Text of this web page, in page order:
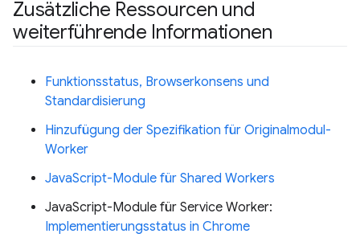
Zusätzliche Ressourcen und
weiterführende Informationen
Funktionsstatus, Browserkonsens und
Standardisierung
Hinzufügung der Spezifikation für Originalmodul-
Worker
JavaScript-Module für Shared Workers
JavaScript-Module für Service Worker:
Implementierungsstatus in Chrome